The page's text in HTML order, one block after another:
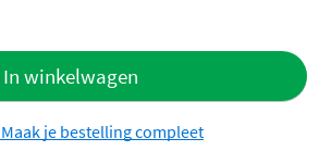
In winkelwagen
Maak je bestelling compleet